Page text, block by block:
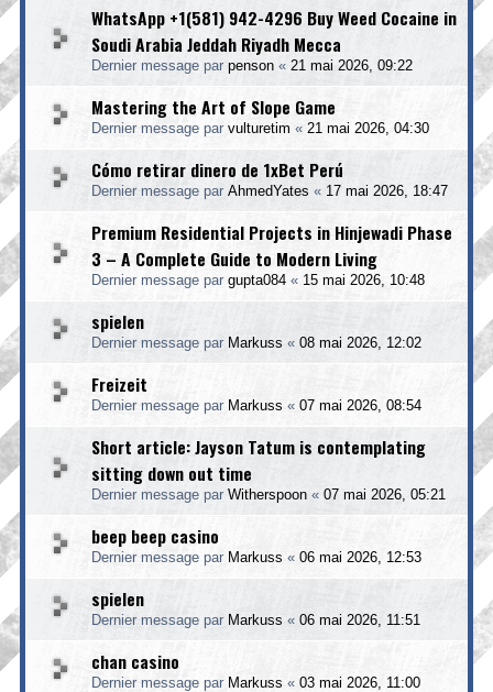
WhatsApp +1(581) 942-4296 Buy Weed Cocaine in
Soudi Arabia Jeddah Riyadh Mecca
Dernier message par penson « 21 mai 2026, 09:22
Mastering the Art of Slope Game
Dernier message par vulturetim « 21 mai 2026, 04:30
Cómo retirar dinero de 1xBet Perú
Dernier message par AhmedYates « 17 mai 2026, 18:47
Premium Residential Projects in Hinjewadi Phase
3 – A Complete Guide to Modern Living
Dernier message par gupta084 « 15 mai 2026, 10:48
spielen
Dernier message par Markuss « 08 mai 2026, 12:02
Freizeit
Dernier message par Markuss « 07 mai 2026, 08:54
Short article: Jayson Tatum is contemplating
sitting down out time
Dernier message par Witherspoon « 07 mai 2026, 05:21
beep beep casino
Dernier message par Markuss « 06 mai 2026, 12:53
spielen
Dernier message par Markuss « 06 mai 2026, 11:51
chan casino
Dernier message par Markuss « 03 mai 2026, 11:00